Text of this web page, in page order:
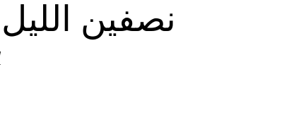
NIGHT / نصفين الليل